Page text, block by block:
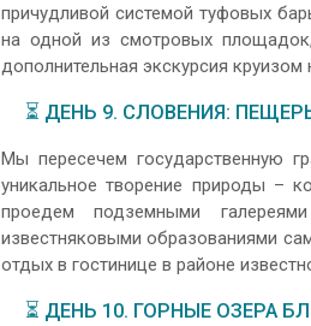
причудливой системой туфовых
на одной из смотровых
дополнительная экскурсия
⏳ ДЕНЬ 9. СЛОВЕНИЯ:
Мы пересечем государственную
уникальное творение природы –
проедем подземными
известняковыми образованиями
отдых в гостинице в районе
⏳ ДЕНЬ 10. ГОРНЫЕ ОЗЕРА